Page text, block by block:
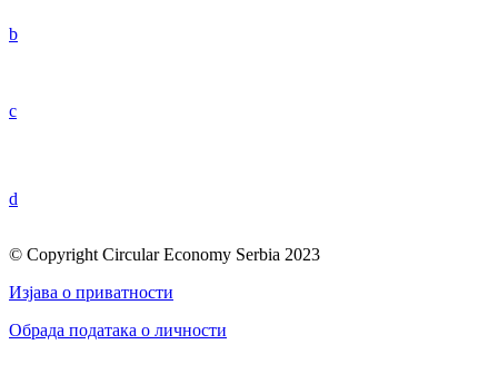
b
c
d
© Copyright Circular Economy Serbia 2023
Изјава о приватности
Обрада података о личности